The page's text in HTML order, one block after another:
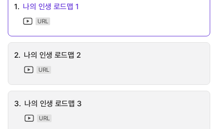
1. 나의 인생 로드맵 1
URL
2. 나의 인생 로드맵 2
URL
3. 나의 인생 로드맵 3
URL